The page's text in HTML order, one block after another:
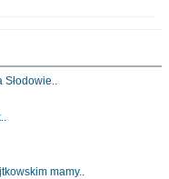
Słodowie..
mamy..